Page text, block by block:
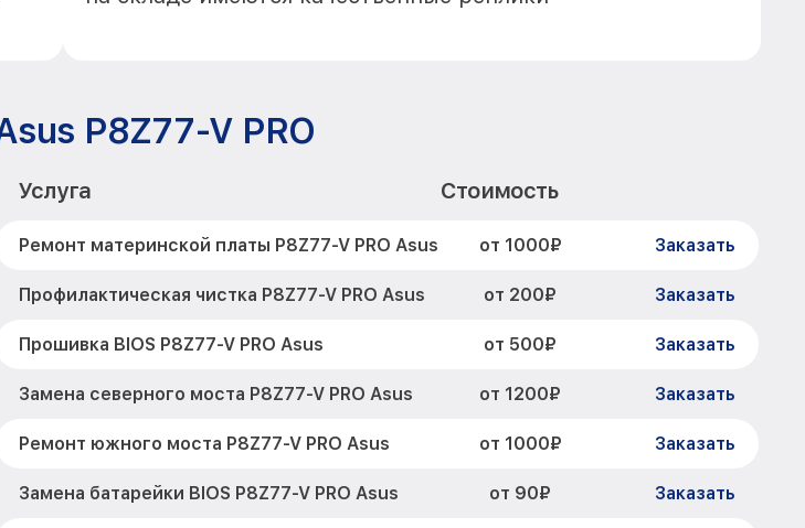
P8Z77-V PRO
Услуга Стоимость
Ремонт материнской платы P8Z77-V PRO Asus от 1000₽ Заказать
Профилактическая чистка P8Z77-V PRO Asus от 200₽ Заказать
Прошивка BIOS P8Z77-V PRO Asus от 500₽ Заказать
Замена северного моста P8Z77-V PRO Asus от 1200₽ Заказать
Ремонт южного моста P8Z77-V PRO Asus от 1000₽ Заказать
Замена батарейки BIOS P8Z77-V PRO Asus от 90₽ Заказать